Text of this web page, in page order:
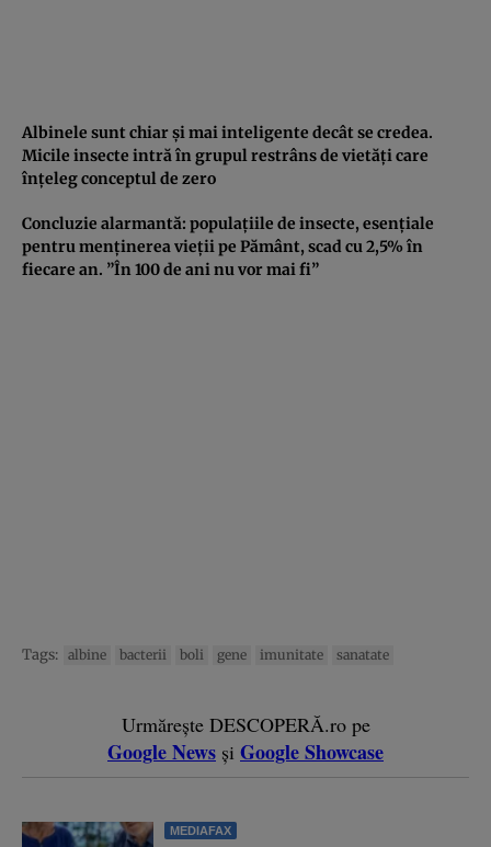
Albinele sunt chiar şi mai inteligente decât se credea.
Micile insecte intră în grupul restrâns de vietăţi care
înţeleg conceptul de zero
Concluzie alarmantă: populaţiile de insecte, esenţiale
pentru menţinerea vieţii pe Pământ, scad cu 2,5% în
fiecare an. ”În 100 de ani nu vor mai fi”
Tags: albine bacterii boli gene imunitate sanatate
Urmărește DESCOPERĂ.ro pe
Google News și Google Showcase
MEDIAFAX